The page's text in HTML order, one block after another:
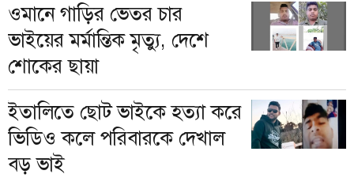
ওমানে গাড়ির ভেতর চার
ভাইয়ের মর্মান্তিক মৃত্যু, দেশে
শোকের ছায়া
ইতালিতে ছোট ভাইকে হত্যা করে
ভিডিও কলে পরিবারকে দেখাল
বড় ভাই